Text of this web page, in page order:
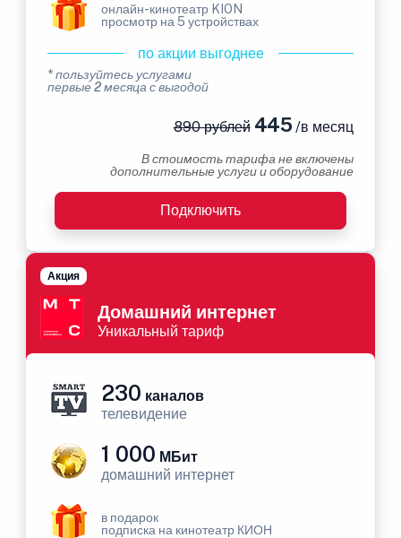
онлайн-кинотеатр KION
просмотр на 5 устройствах
по акции выгоднее
* пользуйтесь услугами
первые 2 месяца с выгодой
890 рублей445 /в месяц
В стоимость тарифа не включены
дополнительные услуги и оборудование
Подключить
Домашний интернет
Уникальный тариф
Акция
230 каналов
телевидение
1 000 МБит
домашний интернет
в подарок
подписка на кинотеатр КИОН